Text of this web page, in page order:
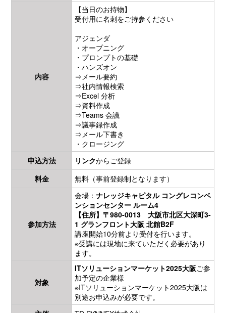
内容
【当日のお持物】
受付用に名刺をご持参ください
アジェンダ
・オープニング
・プロンプトの基礎
・ハンズオン
⇒メール要約
⇒社内情報検索
⇒Excel 分析
⇒資料作成
⇒Teams 会議
⇒議事録作成
⇒メール下書き
・クロージング
申込方法
リンクからご登録
料金
無料（事前登録制となります）
参加方法
会場：ナレッジキャピタル コングレコンベ
ンションセンター ルーム4
【住所】〒980-0013 大阪市北区大深町3-
1 グランフロント大阪 北館B2F
講座開始10分前より受付を行います。
※受講には現地に来ていただく必要があり
ます。
対象
ITソリューションマーケット2025大阪ご参
加予定の企業様
※ITソリューションマーケット2025大阪は
別途お申込みが必要です。